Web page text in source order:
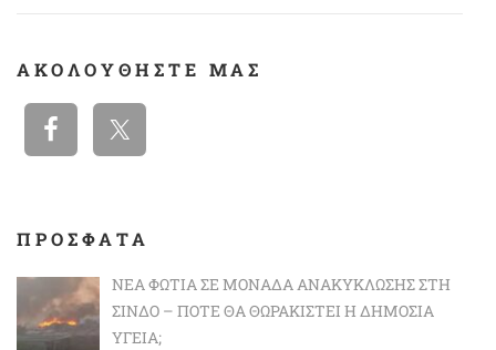
ΑΚΟΛΟΥΘΉΣΤΕ ΜΑΣ
ΠΡΟΣΦΑΤΑ
ΝΈΑ ΦΩΤΙΆ ΣΕ ΜΟΝΆΔΑ ΑΝΑΚΎΚΛΩΣΗΣ ΣΤΗ
ΣΊΝΔΟ – ΠΌΤΕ ΘΑ ΘΩΡΑΚΙΣΤΕΊ Η ΔΗΜΌΣΙΑ
ΥΓΕΊΑ;